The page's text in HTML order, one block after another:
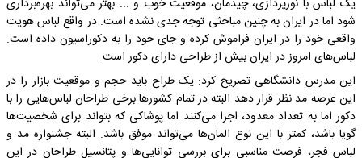
یک لباس با نورپردازی، چیدمان، موقعیت خوب و ... بهتر می‌تواند بهره‌برداری
شود اما در ایران به چنین مباحثی توجه جدی نشده است. در واقع لباس هویت
واقعی خود را در ایران فراموش کرده و جای خود را به دکوراسیون داده است.
لباس‌های امروز در ایران بیش از طراحی دارای دکور است.
این مدرس دانشگاهی تصریح کرد: یک طراح باید حجم و موقعیت بازار را در
این عرصه مد نظر قرار دهد البته در تمام کشورها برخی طراحان لباس‌هایی را با
دکور اما به تعداد معدود، اجرا می‌کنند اما پوشاکی که بتواند برای شخصیت‌ها
گویا باشد، کمتر با این نوع المان‌ها می‌تواند موفق باشد. البته جشنواره مد و
لباس فجر، فرصت مناسبی برای بررسی توانایی‌ها و پتانسیل طراحان در این